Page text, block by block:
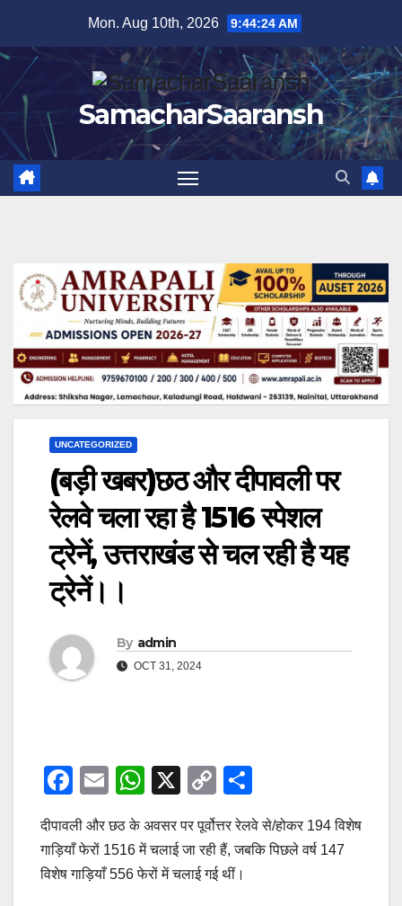
content
Mon. Aug 10th, 2026 9:44:25 AM
SamacharSaaransh
UNCATEGORIZED
(बड़ी खबर)छठ और दीपावली पर
रेलवे चला रहा है 1516 स्पेशल
ट्रेनें, उत्तराखंड से चल रही है यह
ट्रेनें।।
By admin
OCT 31, 2024
F
c
e
E
m
ail
W
at
s
X
C
p
y
h
ar
दीपावली और छठ के अवसर पर पूर्वोत्तर रेलवे से/होकर 194 विशेष
गाड़ियाँ फेरों 1516 में चलाई जा रही हैं, जबकि पिछले वर्ष 147
विशेष गाड़ियाँ 556 फेरों में चलाई गई थीं।